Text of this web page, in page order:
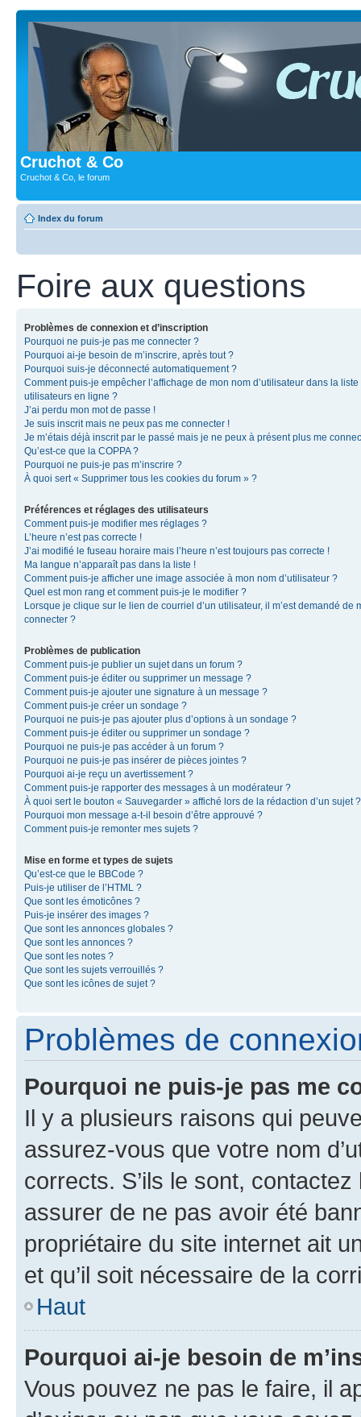
Cruchot & Co
Cruchot & Co, le forum
Index du forum
Foire aux questions
Problèmes de connexion et d’inscription
Pourquoi ne puis-je pas me connecter ?
Pourquoi ai-je besoin de m’inscrire, après tout ?
Pourquoi suis-je déconnecté automatiquement ?
Comment puis-je empêcher l’affichage de mon nom d’utilisateur dans la liste
utilisateurs en ligne ?
J’ai perdu mon mot de passe !
Je suis inscrit mais ne peux pas me connecter !
Je m’étais déjà inscrit par le passé mais je ne peux à présent plus me
Qu’est-ce que la COPPA ?
Pourquoi ne puis-je pas m’inscrire ?
À quoi sert « Supprimer tous les cookies du forum » ?
Préférences et réglages des utilisateurs
Comment puis-je modifier mes réglages ?
L’heure n’est pas correcte !
J’ai modifié le fuseau horaire mais l’heure n’est toujours pas correcte !
Ma langue n’apparaît pas dans la liste !
Comment puis-je afficher une image associée à mon nom d’utilisateur ?
Quel est mon rang et comment puis-je le modifier ?
Lorsque je clique sur le lien de courriel d’un utilisateur, il m’est demandé de
connecter ?
Problèmes de publication
Comment puis-je publier un sujet dans un forum ?
Comment puis-je éditer ou supprimer un message ?
Comment puis-je ajouter une signature à un message ?
Comment puis-je créer un sondage ?
Pourquoi ne puis-je pas ajouter plus d’options à un sondage ?
Comment puis-je éditer ou supprimer un sondage ?
Pourquoi ne puis-je pas accéder à un forum ?
Pourquoi ne puis-je pas insérer de pièces jointes ?
Pourquoi ai-je reçu un avertissement ?
Comment puis-je rapporter des messages à un modérateur ?
À quoi sert le bouton « Sauvegarder » affiché lors de la rédaction d’un sujet ?
Pourquoi mon message a-t-il besoin d’être approuvé ?
Comment puis-je remonter mes sujets ?
Mise en forme et types de sujets
Qu’est-ce que le BBCode ?
Puis-je utiliser de l’HTML ?
Que sont les émoticônes ?
Puis-je insérer des images ?
Que sont les annonces globales ?
Que sont les annonces ?
Que sont les notes ?
Que sont les sujets verrouillés ?
Que sont les icônes de sujet ?
Problèmes de
Pourquoi ne puis-je pas me
Il y a plusieurs raisons qui
assurez-vous que votre nom
corrects. S’ils le sont,
assurer de ne pas avoir été
propriétaire du site internet ait
et qu’il soit nécessaire de la
Haut
Pourquoi ai-je besoin de
Vous pouvez ne pas le faire, il